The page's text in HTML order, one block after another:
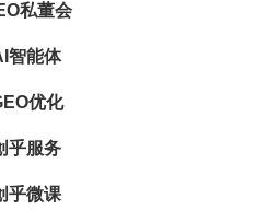
私董会
智能体
优化
乎服务
乎微课